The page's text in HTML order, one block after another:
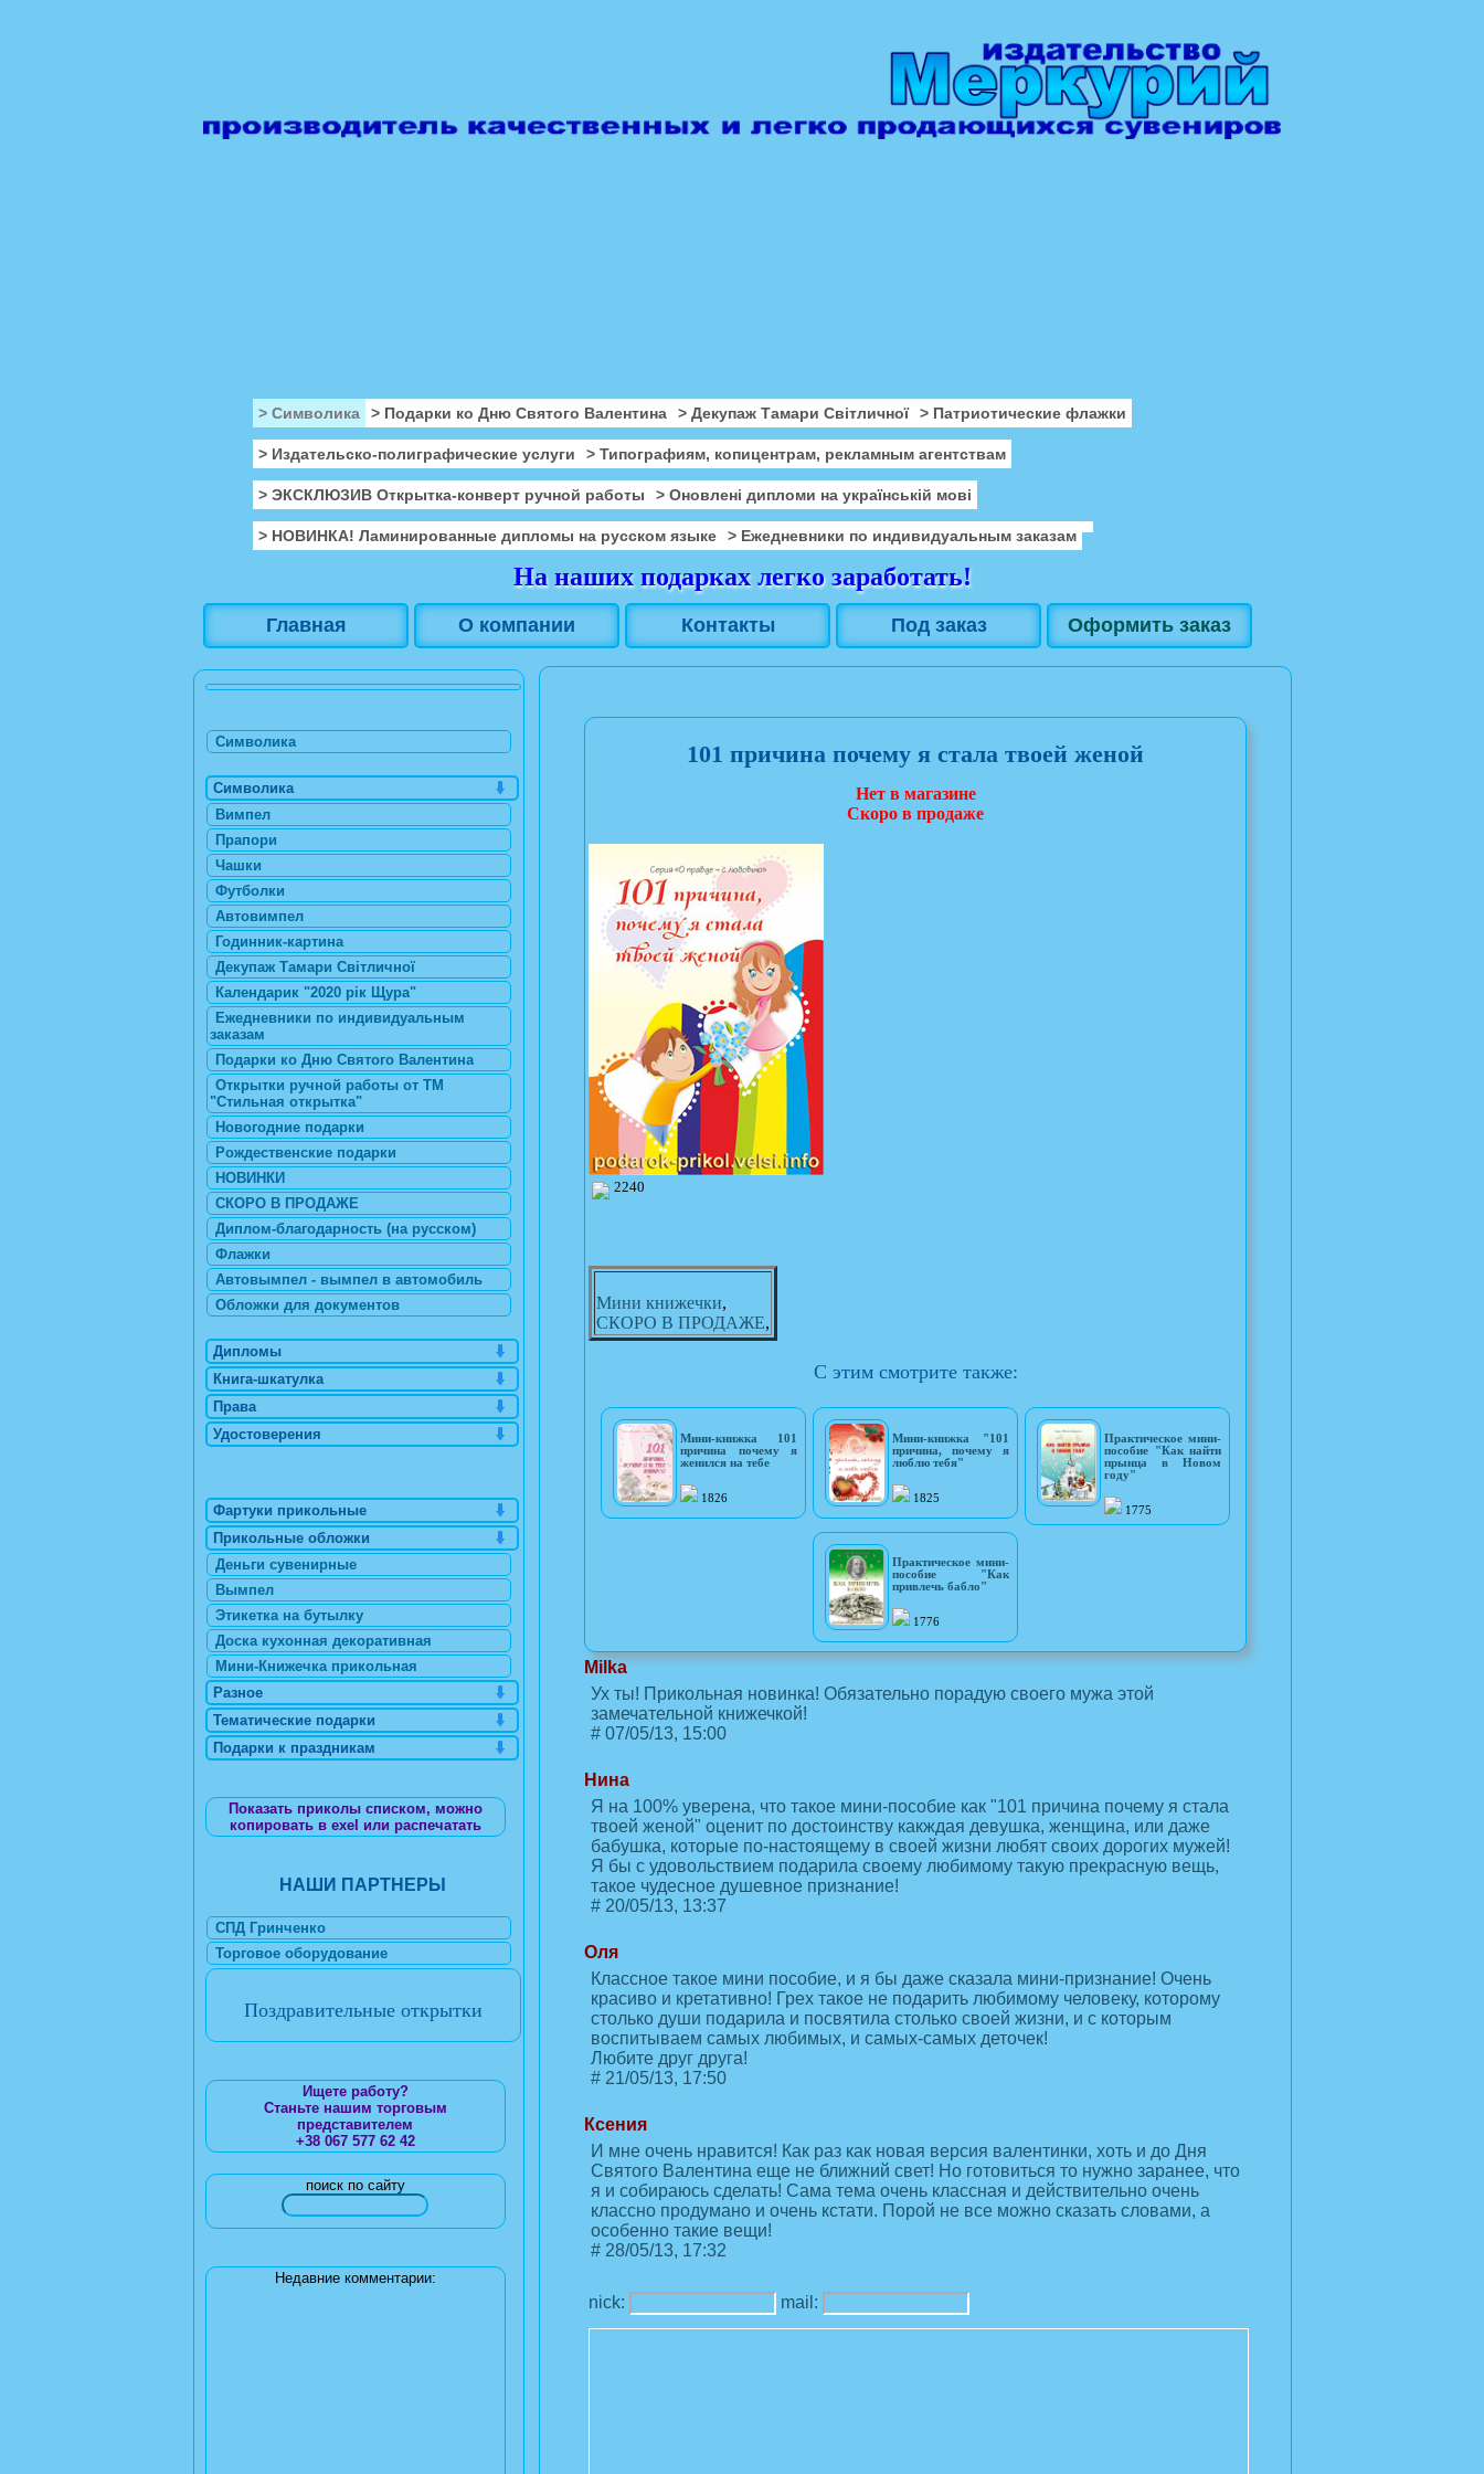
> Символика > Подарки ко Дню Святого Валентина > Декупаж Тамари Світличної > Патриотические флажки
> Издательско-полиграфические услуги > Типографиям, копицентрам, рекламным агентствам
> ЭКСКЛЮЗИВ Открытка-конверт ручной работы > Оновлені дипломи на українській мові
> НОВИНКА! Ламинированные дипломы на русском языке > Ежедневники по индивидуальным заказам
На наших подарках легко заработать!
Главная О компании Контакты Под заказ Оформить заказ
101 причина почему я стала твоей женой
Нет в магазине
Скоро в продаже
2240
Мини книжечки,
СКОРО В ПРОДАЖЕ,
С этим смотрите также:
Мини-книжка 101
причина почему я
женился на тебе
1826
Мини-книжка "101
причина, почему я
люблю тебя"
1825
Практическое мини-
пособие "Как найти
прынца в Новом
году"
1775
Практическое мини-
пособие "Как
привлечь бабло"
1776
Milka
Ух ты! Прикольная новинка! Обязательно порадую своего мужа этой
замечательной книжечкой!
# 07/05/13, 15:00
Нина
Я на 100% уверена, что такое мини-пособие как "101 причина почему я стала
твоей женой" оценит по достоинству какждая девушка, женщина, или даже
бабушка, которые по-настоящему в своей жизни любят своих дорогих мужей!
Я бы с удовольствием подарила своему любимому такую прекрасную вещь,
такое чудесное душевное признание!
# 20/05/13, 13:37
Оля
Классное такое мини пособие, и я бы даже сказала мини-признание! Очень
красиво и кретативно! Грех такое не подарить любимому человеку, которому
столько души подарила и посвятила столько своей жизни, и с которым
воспитываем самых любимых, и самых-самых деточек!
Любите друг друга!
# 21/05/13, 17:50
Ксения
И мне очень нравится! Как раз как новая версия валентинки, хоть и до Дня
Святого Валентина еще не ближний свет! Но готовиться то нужно заранее, что
я и собираюсь сделать! Сама тема очень классная и действительно очень
классно продумано и очень кстати. Порой не все можно сказать словами, а
особенно такие вещи!
# 28/05/13, 17:32
nick: mail:
Символика
Символика
Вимпел
Прапори
Чашки
Футболки
Автовимпел
Годинник-картина
Декупаж Тамари Світличної
Календарик "2020 рік Щура"
Ежедневники по индивидуальным
заказам
Подарки ко Дню Святого Валентина
Открытки ручной работы от ТМ
"Стильная открытка"
Новогодние подарки
Рождественские подарки
НОВИНКИ
СКОРО В ПРОДАЖЕ
Диплом-благодарность (на русском)
Флажки
Автовымпел - вымпел в автомобиль
Обложки для документов
Дипломы
Книга-шкатулка
Права
Удостоверения
Фартуки прикольные
Прикольные обложки
Деньги сувенирные
Вымпел
Этикетка на бутылку
Доска кухонная декоративная
Мини-Книжечка прикольная
Разное
Тематические подарки
Подарки к праздникам
Показать приколы списком, можно
копировать в exel или распечатать
НАШИ ПАРТНЕРЫ
СПД Гринченко
Торговое оборудование
Поздравительные открытки
Ищете работу?
Станьте нашим торговым
представителем
+38 067 577 62 42
поиск по сайту
Недавние комментарии: